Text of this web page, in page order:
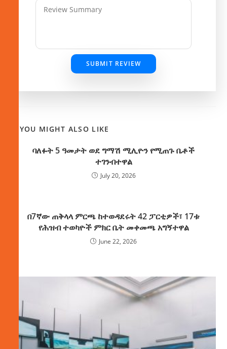
SUBMIT REVIEW
YOU MIGHT ALSO LIKE
ባለፉት 5 ዓመታት ወደ ግማሽ ሚሊዮን የሚጠጉ ቤቶች
ተገንብተዋል
July 20, 2026
በ7ኛው ጠቅላላ ምርጫ ከተወዳደሩት 42 ፓርቲዎች፣ 17ቱ
የሕዝብ ተወካዮች ምክር ቤት መቀመጫ አግኝተዋል
June 22, 2026